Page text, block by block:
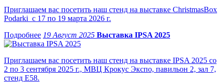
Приглашаем вас посетить наш стенд на выставке ChristmasBox
Podarki с 17 по 19 марта 2026 г.
19 Август 2025 Выставка IPSA 2025
Приглашаем вас посетить наш стенд на выставке IPSA 2025 со
2 по 3 сентября 2025 г., МВЦ Крокус Экспо, павильон 2, зал 7,
стенд Е58.